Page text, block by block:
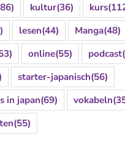
kultur(36) kurs
lesen(44) Manga(48)
online(55) podcast
starter-japanisch(56)
in japan(69) vokabeln
(55)